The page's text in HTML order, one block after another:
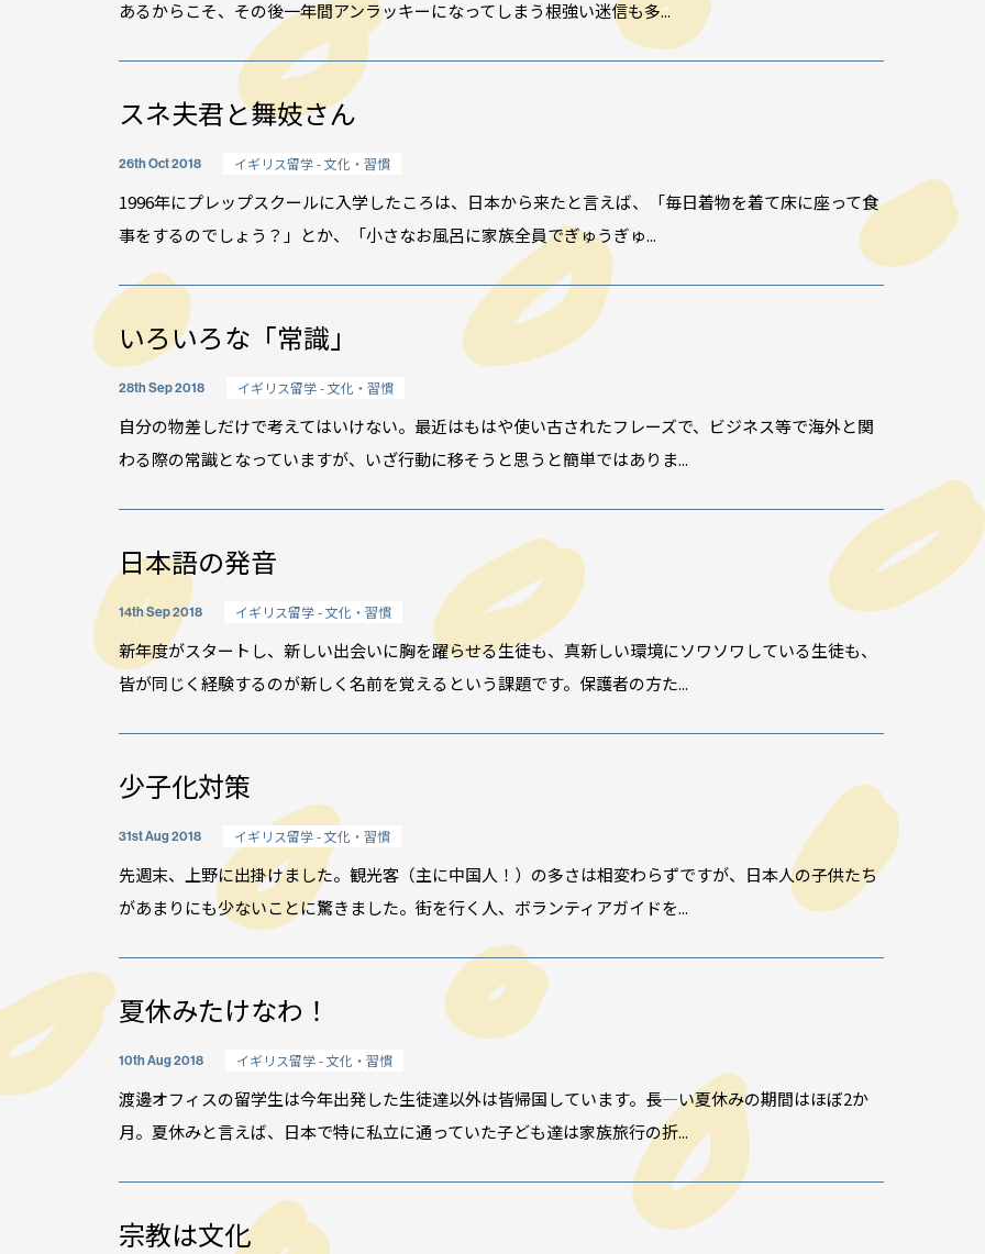
イベント情報
WO channel
卒業生・保護者の声
会社情報
プライバシーポリシー
採用情報
WO OB・OG会
03-3336-0591 (平日9:30-17:30)
Please contact
あるからこそ、その後一年間アンラッキーになってしまう根強い迷信も多...
スネ夫君と舞妓さん
26th Oct 2018 イギリス留学 - 文化・習慣
1996年にプレップスクールに入学したころは、日本から来たと言えば、「毎日着物を着て床に座って食
事をするのでしょう？」とか、「小さなお風呂に家族全員でぎゅうぎゅ...
いろいろな「常識」
28th Sep 2018 イギリス留学 - 文化・習慣
自分の物差しだけで考えてはいけない。最近はもはや使い古されたフレーズで、ビジネス等で海外と関
わる際の常識となっていますが、いざ行動に移そうと思うと簡単ではありま...
日本語の発音
14th Sep 2018 イギリス留学 - 文化・習慣
新年度がスタートし、新しい出会いに胸を躍らせる生徒も、真新しい環境にソワソワしている生徒も、
皆が同じく経験するのが新しく名前を覚えるという課題です。保護者の方た...
少子化対策
31st Aug 2018 イギリス留学 - 文化・習慣
先週末、上野に出掛けました。観光客（主に中国人！）の多さは相変わらずですが、日本人の子供たち
があまりにも少ないことに驚きました。街を行く人、ボランティアガイドを...
夏休みたけなわ！
10th Aug 2018 イギリス留学 - 文化・習慣
渡邊オフィスの留学生は今年出発した生徒達以外は皆帰国しています。長―い夏休みの期間はほぼ2か
月。夏休みと言えば、日本で特に私立に通っていた子ども達は家族旅行の折...
宗教は文化